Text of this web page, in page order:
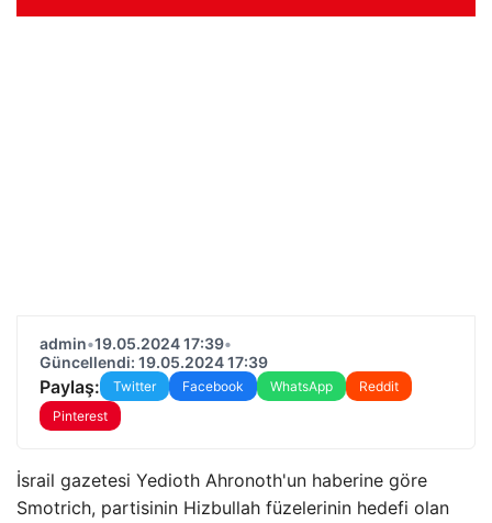
admin•19.05.2024 17:39•
Güncellendi: 19.05.2024 17:39
Paylaş: Twitter Facebook WhatsApp
Reddit
Pinterest
İsrail gazetesi Yedioth Ahronoth'un haberine göre
Smotrich, partisinin Hizbullah füzelerinin hedefi olan